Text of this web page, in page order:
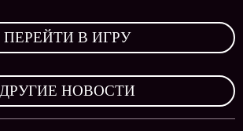
ПЕРЕЙТИ В ИГРУ
ДРУГИЕ НОВОСТИ